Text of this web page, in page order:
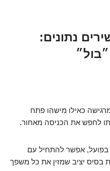
נתונים:
כאילו מישהו פתח
לחפש את הכניסה מאחור.
בפועל, אפשר להתחיל עם
בסיס יציב שמזין את כל משפך